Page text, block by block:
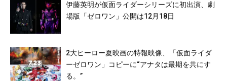
伊藤英明が仮面ライダーシリーズに初出演、劇
場版「ゼロワン」公開は12月18日
2大ヒーロー夏映画の特報映像、「仮面ライダ
ーゼロワン」コピーに“アナタは最期を共にす
る。”